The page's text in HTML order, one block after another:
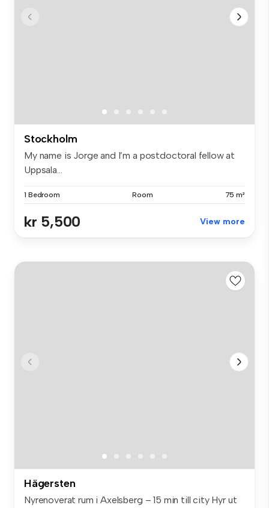
Stockholm
My name is Jorge and I’m a postdoctoral fellow at
Uppsala...
1 Bedroom Room 75 m²
kr 5,500 View more
Hägersten
Nyrenoverat rum i Axelsberg – 15 min till city Hyr ut